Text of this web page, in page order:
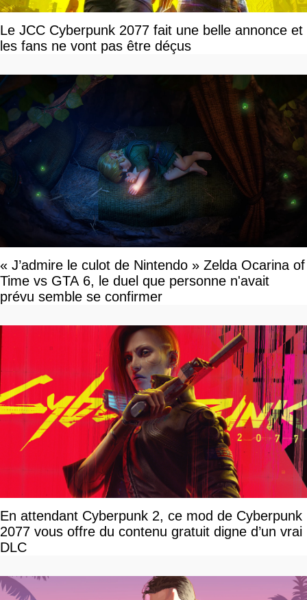
Le JCC Cyberpunk 2077 fait une belle annonce et
les fans ne vont pas être déçus
« J’admire le culot de Nintendo » Zelda Ocarina of
Time vs GTA 6, le duel que personne n'avait
prévu semble se confirmer
En attendant Cyberpunk 2, ce mod de Cyberpunk
2077 vous offre du contenu gratuit digne d’un vrai
DLC